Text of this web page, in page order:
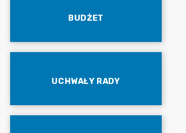
BUDŻET
UCHWAŁY RADY